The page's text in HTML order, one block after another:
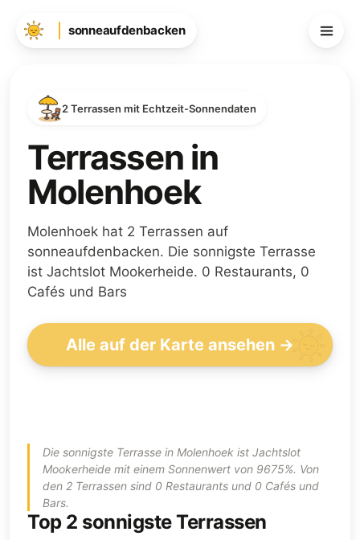
sonneaufdenbacken
2 Terrassen mit Echtzeit-Sonnendaten
Terrassen in
Molenhoek
Molenhoek hat 2 Terrassen auf
sonneaufdenbacken. Die sonnigste Terrasse
ist Jachtslot Mookerheide. 0 Restaurants, 0
Cafés und Bars
Alle auf der Karte ansehen →
Die sonnigste Terrasse in Molenhoek ist Jachtslot
Mookerheide mit einem Sonnenwert von 9675%. Von
den 2 Terrassen sind 0 Restaurants und 0 Cafés und
Bars.
Top 2 sonnigste Terrassen